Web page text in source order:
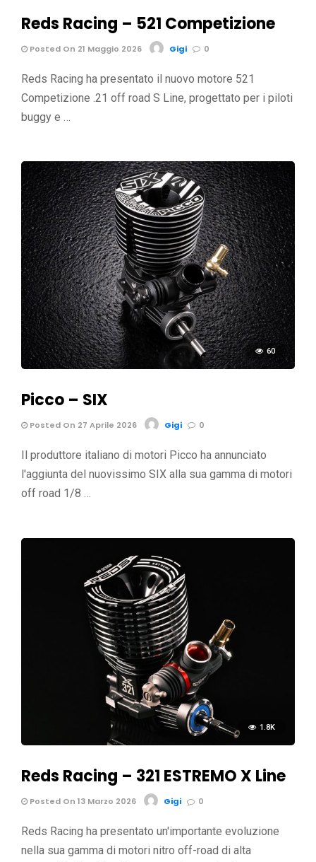
Reds Racing – 521 Competizione
Posted On 21 Maggio 2026 Gigi 0
Reds Racing ha presentato il nuovo motore 521
Competizione .21 off road S Line, progettato per i piloti
buggy e …
60
Picco – SIX
Posted On 27 Aprile 2026 Gigi 0
Il produttore italiano di motori Picco ha annunciato
l'aggiunta del nuovissimo SIX alla sua gamma di motori
off road 1/8 …
1.8K
Reds Racing – 321 ESTREMO X Line
Posted On 13 Marzo 2026 Gigi 0
Reds Racing ha presentato un'importante evoluzione
nella sua gamma di motori nitro off-road di alta